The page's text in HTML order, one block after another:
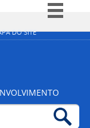
DO SITE
à informação